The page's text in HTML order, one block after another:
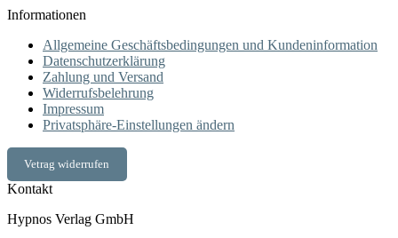
Informationen
Allgemeine Geschäftsbedingungen und Kundeninformation
Datenschutzerklärung
Zahlung und Versand
Widerrufsbelehrung
Impressum
Privatsphäre-Einstellungen ändern
Vetrag widerrufen
Kontakt
Hypnos Verlag GmbH